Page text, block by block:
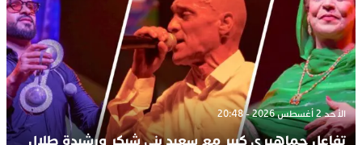
الأحد 2 أغسطس 2026 - 20:48
تفاعل جماهيري كبير مع سعيد بني شيكر ورشيدة طلال